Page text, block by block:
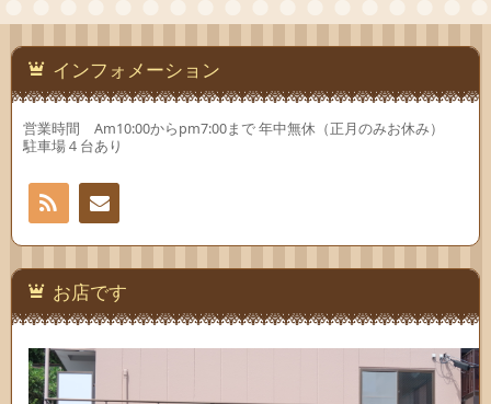
ン
ウ
で
開
き
ま
ま ン
ウ
で
開
き
ま
インフォメーション
営業時間 Am10:00からpm7:00まで 年中無休（正月のみお休み）
駐車場４台あり
お問
い合
わせ
お店です